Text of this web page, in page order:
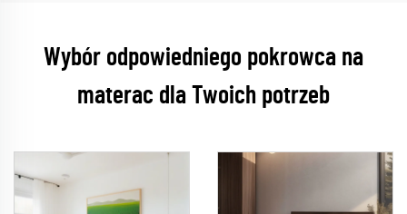
Wybór odpowiedniego pokrowca na
materac dla Twoich potrzeb